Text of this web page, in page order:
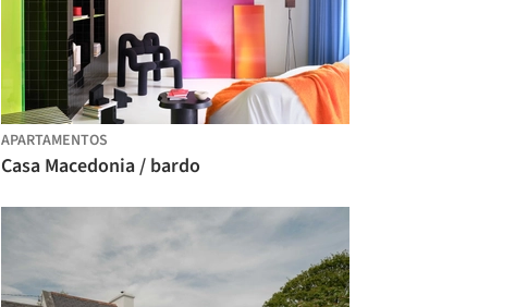
APARTAMENTOS
Casa Macedonia / bardo